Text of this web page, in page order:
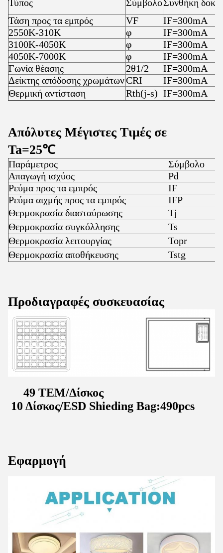
Τύπος ΣύμβολοΣυνθήκη
Τάση προς τα εμπρός
VF
IF=300mA
2550K-310K
φ
IF=300mA
3100K-4050K
φ
IF=300mA
4050K-7000K
φ
IF=300mA
Γωνία θέασης
2θ1/2
IF=300mA
Δείκτης απόδοσης χρωμάτωνCRI
IF=300mA
Θερμική αντίσταση
Rth(j-s) IF=300mA
Απόλυτες Μέγιστες Τιμές σε
Ta=25℃
Παράμετρος Σύμβολο
Απαγωγή ισχύος
Pd
Ρεύμα προς τα εμπρός
IF
Ρεύμα αιχμής προς τα εμπρός
IFP
Θερμοκρασία διασταύρωσης
Tj
Θερμοκρασία συγκόλλησης
Ts
Θερμοκρασία λειτουργίας
Topr
Θερμοκρασία αποθήκευσης
Tstg
Προδιαγραφές συσκευασίας
49 ΤΕΜ/Δίσκος
10 Δίσκος/ESD Shieding Bag:490pcs
Εφαρμογή